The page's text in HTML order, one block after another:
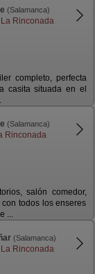
(Salamanca)
Rinconada
completo, perfecta
casita situada en el
(Salamanca)
Rinconada
salón comedor,
todos los enseres
...
(Salamanca)
Rinconada